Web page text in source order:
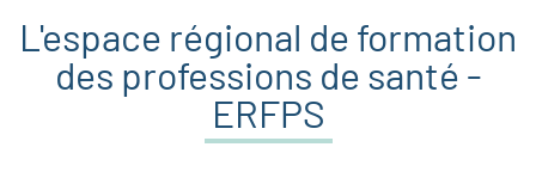
L'espace régional de formation
des professions de santé -
ERFPS